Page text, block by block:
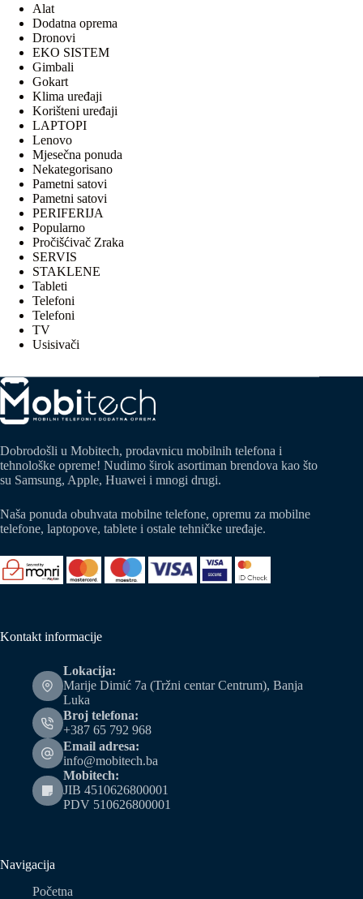
Alat
Dodatna oprema
Dronovi
EKO SISTEM
Gimbali
Gokart
Klima uređaji
Korišteni uređaji
LAPTOPI
Lenovo
Mjesečna ponuda
Nekategorisano
Pametni satovi
Pametni satovi
PERIFERIJA
Popularno
Pročišćivač Zraka
SERVIS
STAKLENE
Tableti
Telefoni
Telefoni
TV
Usisivači
Dobrodošli u Mobitech, prodavnicu mobilnih telefona i
tehnološke opreme! Nudimo širok asortiman brendova kao što
su Samsung, Apple, Huawei i mnogi drugi.
Naša ponuda obuhvata mobilne telefone, opremu za mobilne
telefone, laptopove, tablete i ostale tehničke uređaje.
Kontakt informacije
Lokacija:
Marije Dimić 7a (Tržni centar Centrum), Banja
Luka
Broj telefona:
+387 65 792 968
Email adresa:
info@mobitech.ba
Mobitech:
JIB 4510626800001
PDV 510626800001
Navigacija
Početna